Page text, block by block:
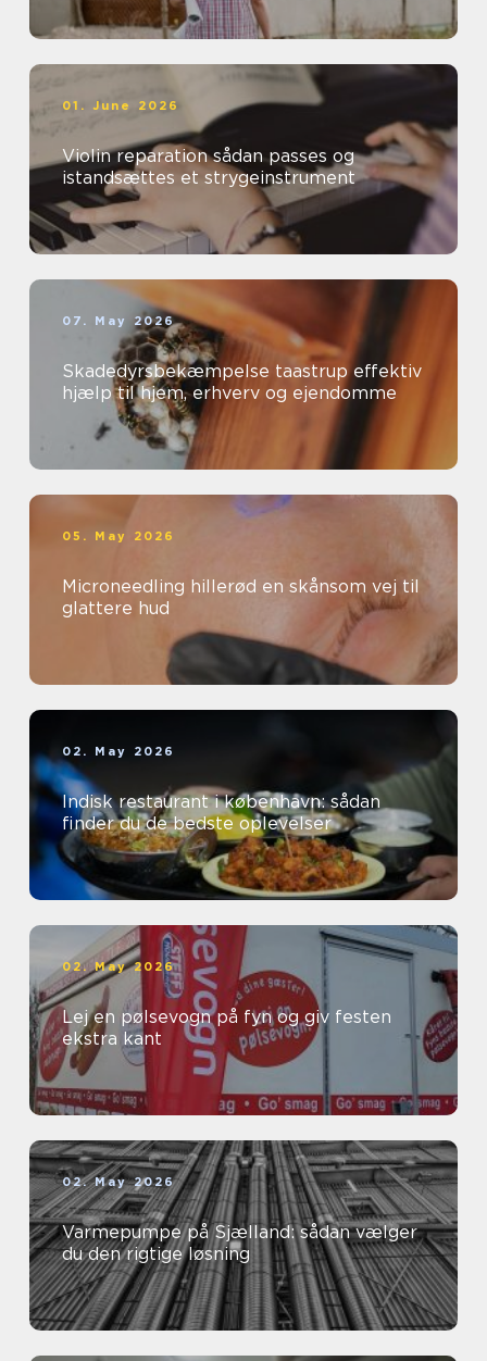
01. June 2026
Violin reparation sådan passes og
istandsættes et strygeinstrument
07. May 2026
Skadedyrsbekæmpelse taastrup effektiv
hjælp til hjem, erhverv og ejendomme
05. May 2026
Microneedling hillerød en skånsom vej til
glattere hud
02. May 2026
Indisk restaurant i københavn: sådan
finder du de bedste oplevelser
02. May 2026
Lej en pølsevogn på fyn og giv festen
ekstra kant
02. May 2026
Varmepumpe på Sjælland: sådan vælger
du den rigtige løsning